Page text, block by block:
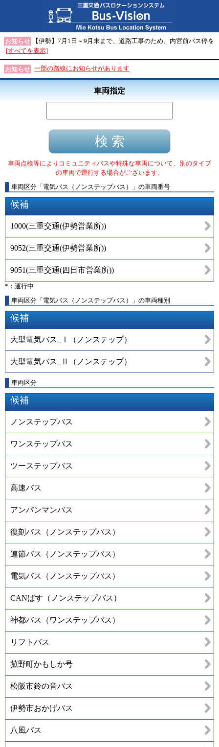
お知らせ
【伊勢】7月1日～9月末まで、道路工事のため、内宮前バス停を
[すべてを表示]
お知らせ 一部の路線にお知らせがあります
車両指定
車両点検等によりコミュニティバスや特殊な車両について、別のタイプ
の車両で運行する場合がございます。
車両区分 「 電気バス（ノンステップバス） 」 の車両番号
候補
1000(三重交通(伊勢営業所))
9052(三重交通(伊勢営業所))
9051(三重交通(四日市営業所))
*：運行中
車両区分「電気バス（ノンステップバス）」の車両種別
候補
大型電気バス_Ⅰ（ノンステップ）
大型電気バス_Ⅱ（ノンステップ）
車両区分
候補
ノンステップバス
ワンステップバス
ツーステップバス
高速バス
アンパンマンバス
復刻バス（ノンステップバス）
連節バス（ノンステップバス）
電気バス（ノンステップバス）
CANばす（ノンステップバス）
神都バス（ワンステップバス）
リフトバス
菰野町かもしか号
松阪市鈴の音バス
伊勢市おかげバス
八風バス